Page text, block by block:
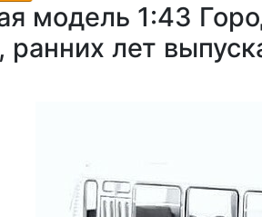
модель 1:43
лет